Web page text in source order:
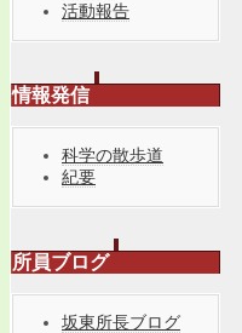
活動報告
情報発信
科学の散歩道
紀要
所員ブログ
坂東所長ブログ